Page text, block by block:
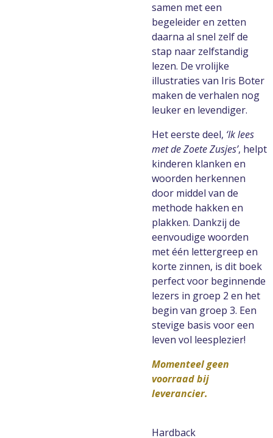
samen met een
begeleider en zetten
daarna al snel zelf de
stap naar zelfstandig
lezen. De vrolijke
illustraties van Iris Boter
maken de verhalen nog
leuker en levendiger.
Het eerste deel, ‘Ik lees
met de Zoete Zusjes’, helpt
kinderen klanken en
woorden herkennen
door middel van de
methode hakken en
plakken. Dankzij de
eenvoudige woorden
met één lettergreep en
korte zinnen, is dit boek
perfect voor beginnende
lezers in groep 2 en het
begin van groep 3. Een
stevige basis voor een
leven vol leesplezier!
Momenteel geen
voorraad bij
leverancier.
Hardback